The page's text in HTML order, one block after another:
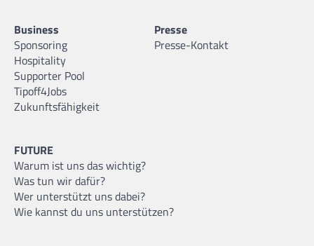
Business
Sponsoring
Hospitality
Supporter Pool
Tipoff4Jobs
Zukunftsfähigkeit
Presse
Presse-Kontakt
FUTURE
Warum ist uns das wichtig?
Was tun wir dafür?
Wer unterstützt uns dabei?
Wie kannst du uns unterstützen?